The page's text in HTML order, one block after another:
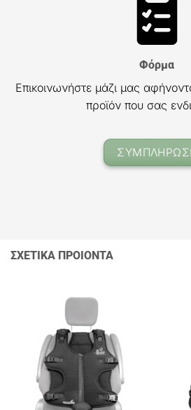
Φόρμα
Επικοινωνήστε μάζι μας
προϊόν που σας
ΣΧΕΤΙΚΑ ΠΡΟΙΟΝΤΑ